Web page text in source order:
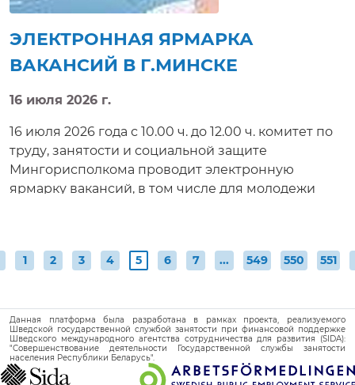
вопросы, получить электронную консультацию,
реального времени.
ЭЛЕКТРОННАЯ ЯРМАРКА
ВАКАНСИЙ В Г.МИНСКЕ
16 июля 2026 г.
16 июля 2026 года с 10.00 ч. до 12.00 ч. комитет по
труду, занятости и социальной защите
Мингорисполкома проводит электронную
ярмарку вакансий, в том числе для молодежи
1 2 3 4 5(текущая)
6 7 ... 549 550 551
Данная платформа была разработана в рамках проекта, реализуемого
Шведской государственной службой занятости при финансовой поддержке
Шведского международного агентства сотрудничества для развития (SIDA):
"Совершенствование деятельности Государственной службы занятости
населения Республики Беларусь".